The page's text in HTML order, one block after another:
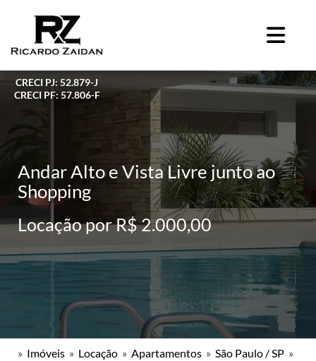
CRECI PJ: 52.879-J
CRECI PF: 57.806-F
Andar Alto e Vista Livre junto ao
Shopping
Locação por R$ 2.000,00
» Imóveis » Locação » Apartamentos » São Paulo / SP »